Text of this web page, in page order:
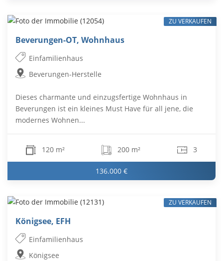
Beverungen-OT, Wohnhaus
Einfamilienhaus
Beverungen-Herstelle
Dieses charmante und einzugsfertige Wohnhaus in
Beverungen ist ein kleines Must Have für all jene, die
modernes Wohnen...
120 m² 200 m² 3
136.000 €
ZU VERKAUFEN
Königsee, EFH
Einfamilienhaus
Königsee
ZU VERKAUFEN